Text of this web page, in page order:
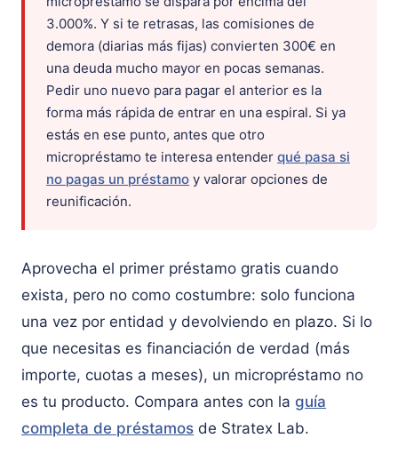
3.000%. Y si te retrasas, las comisiones de
demora (diarias más fijas) convierten 300€ en
una deuda mucho mayor en pocas semanas.
Pedir uno nuevo para pagar el anterior es la
forma más rápida de entrar en una espiral. Si ya
estás en ese punto, antes que otro
micropréstamo te interesa entender qué pasa si
no pagas un préstamo y valorar opciones de
reunificación.
Aprovecha el primer préstamo gratis cuando
exista, pero no como costumbre: solo funciona
una vez por entidad y devolviendo en plazo. Si lo
que necesitas es financiación de verdad (más
importe, cuotas a meses), un micropréstamo no
es tu producto. Compara antes con la guía
completa de préstamos de Stratex Lab.